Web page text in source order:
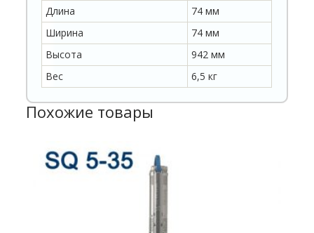
Длина
74 мм
Ширина
74 мм
Высота
942 мм
Вес
6,5 кг
Похожие товары